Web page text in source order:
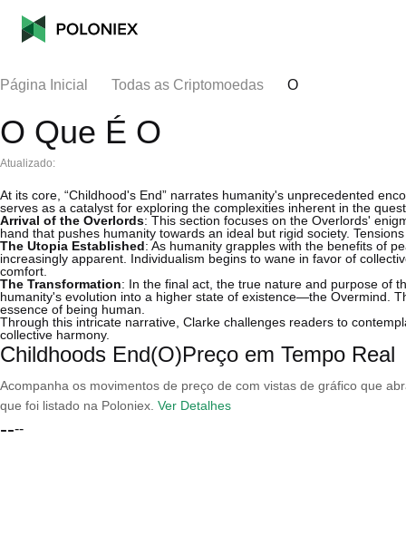
Página Inicial Todas as Criptomoedas O
O Que É O
Atualizado:
At its core, “Childhood's End” narrates humanity's unprecedented
serves as a catalyst for exploring the complexities inherent in the
Arrival of the Overlords: This section focuses on the Overlords'
hand that pushes humanity towards an ideal but rigid society.
The Utopia Established: As humanity grapples with the benefits of
increasingly apparent. Individualism begins to wane in favor of
comfort.
The Transformation: In the final act, the true nature and purpose of
humanity's evolution into a higher state of existence—the Overmind.
essence of being human.
Through this intricate narrative, Clarke challenges readers to
collective harmony.
Childhoods End(O)Preço em Tempo Real
Acompanha os movimentos de preço de com vistas de gráfico que
que foi listado na Poloniex. Ver Detalhes
----